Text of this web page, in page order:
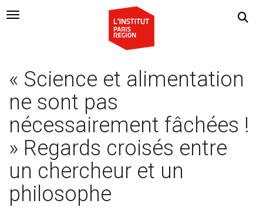
Navigation Toggle
« Science et alimentation
ne sont pas
nécessairement fâchées !
» Regards croisés entre
un chercheur et un
philosophe